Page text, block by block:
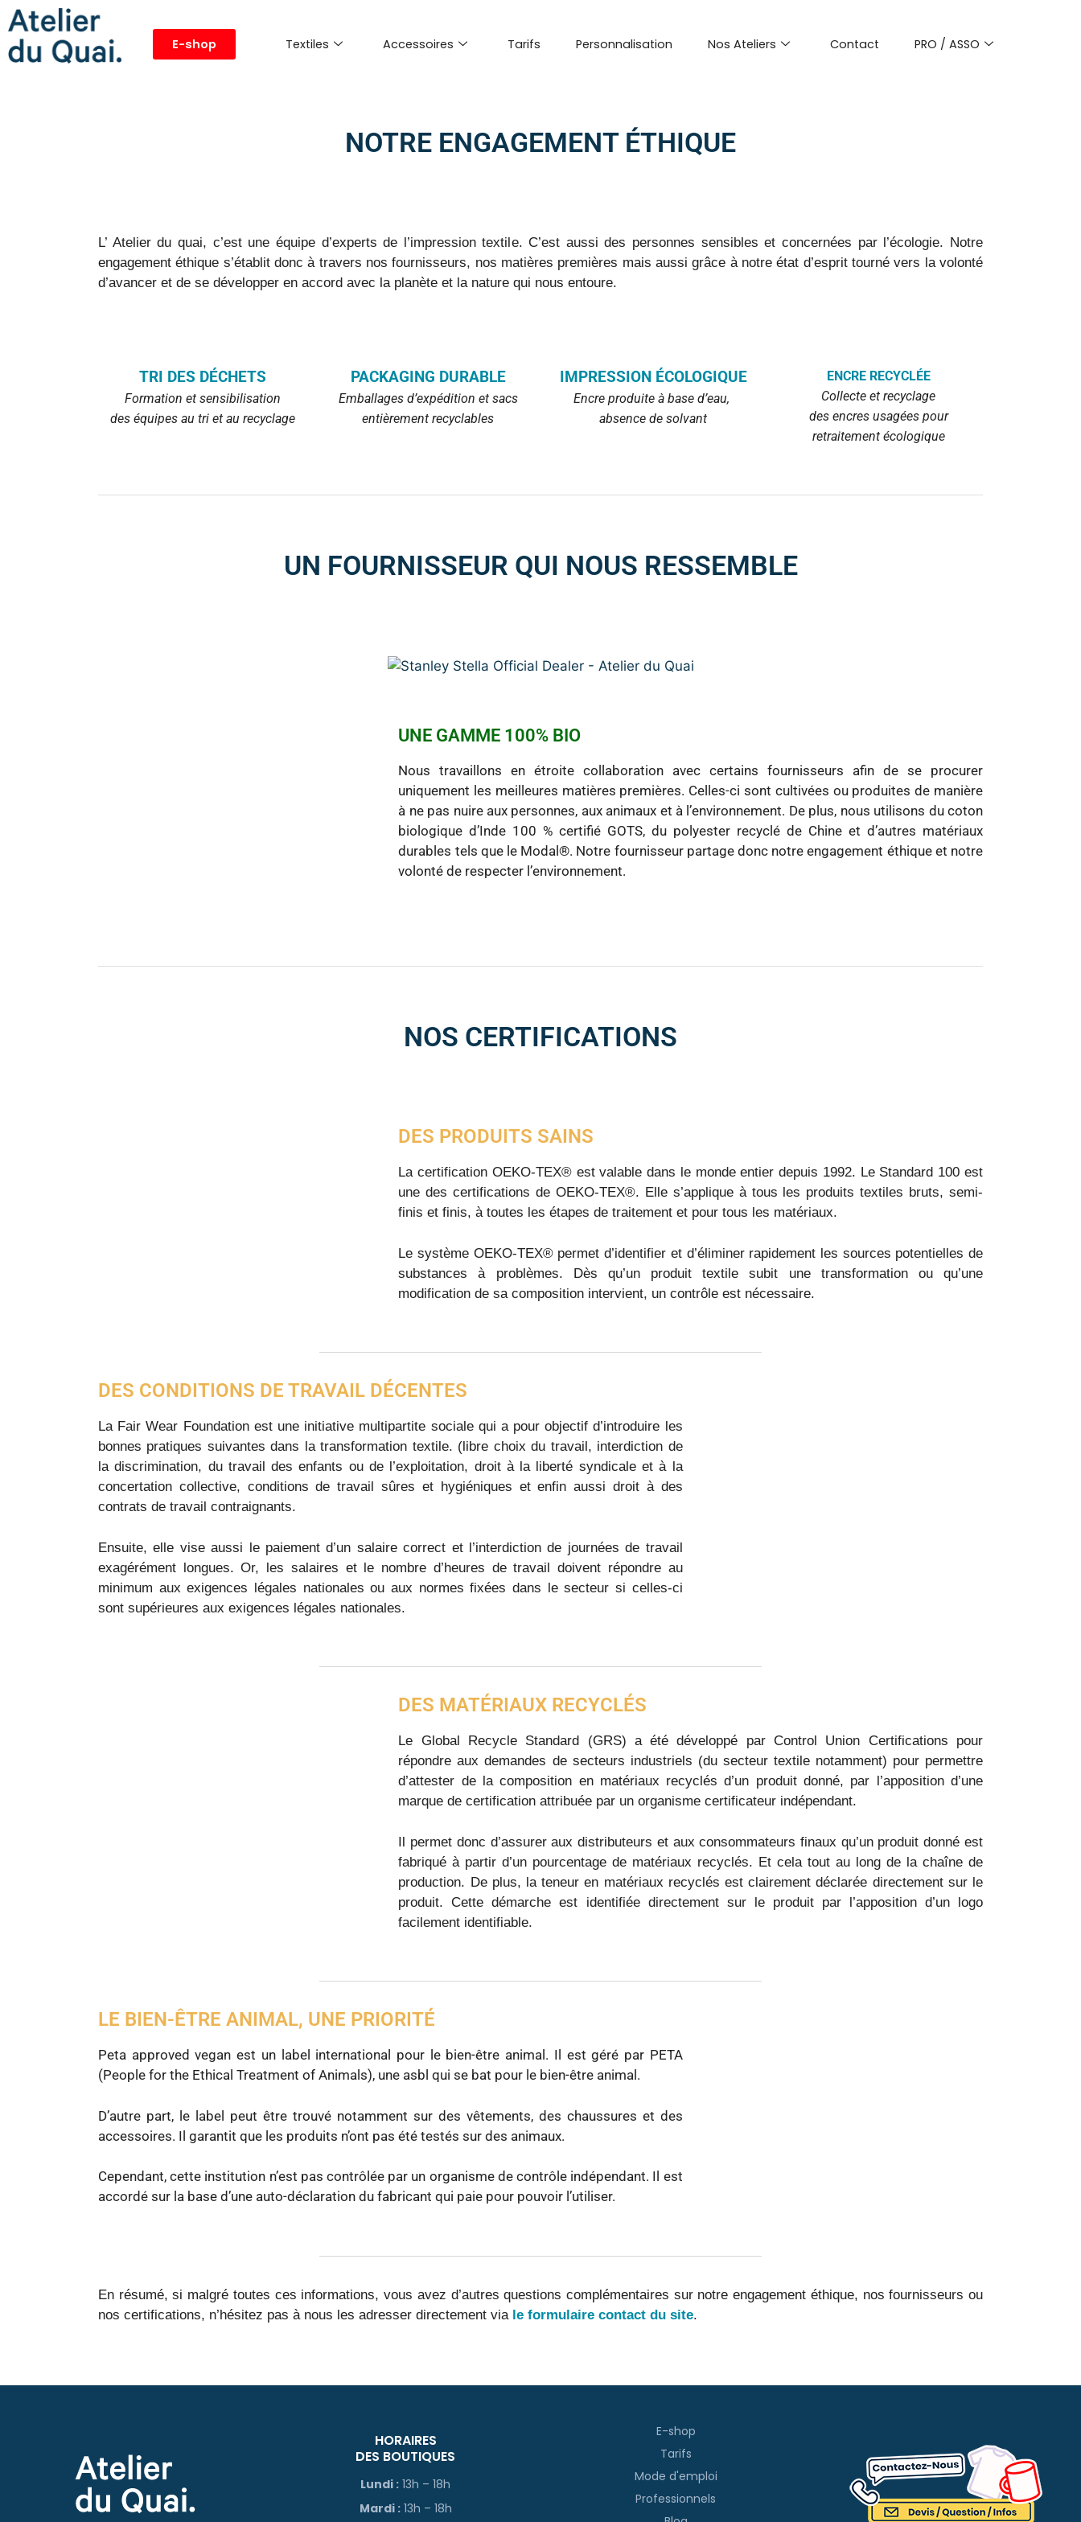
E-shop Textiles Accessoires Tarifs Personnalisation Nos Ateliers Contact PRO / ASSO
NOTRE ENGAGEMENT ÉTHIQUE
L’ Atelier du quai, c’est une équipe d’experts de l’impression textile. C’est aussi des personnes sensibles et concernées par l’écologie. Notre
engagement éthique s’établit donc à travers nos fournisseurs, nos matières premières mais aussi grâce à notre état d’esprit tourné vers la volonté
d’avancer et de se développer en accord avec la planète et la nature qui nous entoure.
TRI DES DÉCHETS
Formation et sensibilisation
des équipes au tri et au recyclage
PACKAGING DURABLE
Emballages d’expédition et sacs
entièrement recyclables
IMPRESSION ÉCOLOGIQUE
Encre produite à base d’eau,
absence de solvant
ENCRE RECYCLÉE
Collecte et recyclage
des encres usagées pour
retraitement écologique
UN FOURNISSEUR QUI NOUS RESSEMBLE
UNE GAMME 100% BIO
Nous travaillons en étroite collaboration avec certains fournisseurs afin de se procurer
uniquement les meilleures matières premières. Celles-ci sont cultivées ou produites de manière
à ne pas nuire aux personnes, aux animaux et à l’environnement. De plus, nous utilisons du coton
biologique d’Inde 100 % certifié GOTS, du polyester recyclé de Chine et d’autres matériaux
durables tels que le Modal®. Notre fournisseur partage donc notre engagement éthique et notre
volonté de respecter l’environnement.
NOS CERTIFICATIONS
DES PRODUITS SAINS
La certification OEKO-TEX® est valable dans le monde entier depuis 1992. Le Standard 100 est
une des certifications de OEKO-TEX®. Elle s’applique à tous les produits textiles bruts, semi-
finis et finis, à toutes les étapes de traitement et pour tous les matériaux.
Le système OEKO-TEX® permet d’identifier et d’éliminer rapidement les sources potentielles de
substances à problèmes. Dès qu’un produit textile subit une transformation ou qu’une
modification de sa composition intervient, un contrôle est nécessaire.
DES CONDITIONS DE TRAVAIL DÉCENTES
La Fair Wear Foundation est une initiative multipartite sociale qui a pour objectif d’introduire les
bonnes pratiques suivantes dans la transformation textile. (libre choix du travail, interdiction de
la discrimination, du travail des enfants ou de l’exploitation, droit à la liberté syndicale et à la
concertation collective, conditions de travail sûres et hygiéniques et enfin aussi droit à des
contrats de travail contraignants.
Ensuite, elle vise aussi le paiement d’un salaire correct et l’interdiction de journées de travail
exagérément longues. Or, les salaires et le nombre d’heures de travail doivent répondre au
minimum aux exigences légales nationales ou aux normes fixées dans le secteur si celles-ci
sont supérieures aux exigences légales nationales.
DES MATÉRIAUX RECYCLÉS
Le Global Recycle Standard (GRS) a été développé par Control Union Certifications pour
répondre aux demandes de secteurs industriels (du secteur textile notamment) pour permettre
d’attester de la composition en matériaux recyclés d’un produit donné, par l’apposition d’une
marque de certification attribuée par un organisme certificateur indépendant.
Il permet donc d’assurer aux distributeurs et aux consommateurs finaux qu’un produit donné est
fabriqué à partir d’un pourcentage de matériaux recyclés. Et cela tout au long de la chaîne de
production. De plus, la teneur en matériaux recyclés est clairement déclarée directement sur le
produit. Cette démarche est identifiée directement sur le produit par l’apposition d’un logo
facilement identifiable.
LE BIEN-ÊTRE ANIMAL, UNE PRIORITÉ
Peta approved vegan est un label international pour le bien-être animal. Il est géré par PETA
(People for the Ethical Treatment of Animals), une asbl qui se bat pour le bien-être animal.
D’autre part, le label peut être trouvé notamment sur des vêtements, des chaussures et des
accessoires. Il garantit que les produits n’ont pas été testés sur des animaux.
Cependant, cette institution n’est pas contrôlée par un organisme de contrôle indépendant. Il est
accordé sur la base d’une auto-déclaration du fabricant qui paie pour pouvoir l’utiliser.
En résumé, si malgré toutes ces informations, vous avez d’autres questions complémentaires sur notre engagement éthique, nos fournisseurs ou
nos certifications, n’hésitez pas à nous les adresser directement via le formulaire contact du site.
HORAIRES
DES BOUTIQUES
Lundi : 13h – 18h
Mardi :13h – 18h
E-shop
Tarifs
Mode d'emploi
Professionnels